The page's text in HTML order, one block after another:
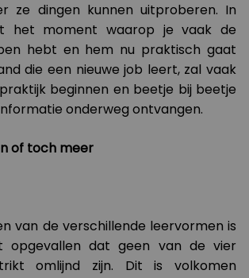
ze dingen kunnen uitproberen. In
het moment waarop je vaak de
hebt en hem nu praktisch gaat
die een nieuwe job leert, zal vaak
beginnen en beetje bij beetje
onderweg ontvangen.
of toch meer
van de verschillende leervormen is
opgevallen dat geen van de vier
omlijnd zijn. Dit is volkomen